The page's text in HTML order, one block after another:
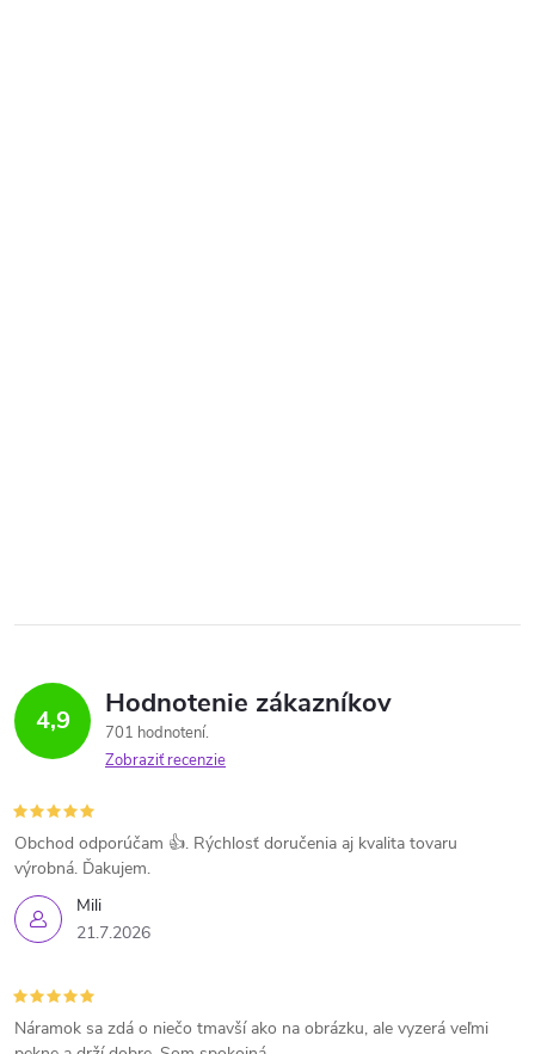
4,9 Hodnotenie zákazníkov
701 hodnotení
Zobraziť recenzie
Mili
21.7.2026
Obchod odporúčam 👍. Rýchlosť doručenia aj kvalita tovaru
výrobná. Ďakujem.
Náramok sa zdá o niečo tmavší ako na obrázku, ale vyzerá veľmi